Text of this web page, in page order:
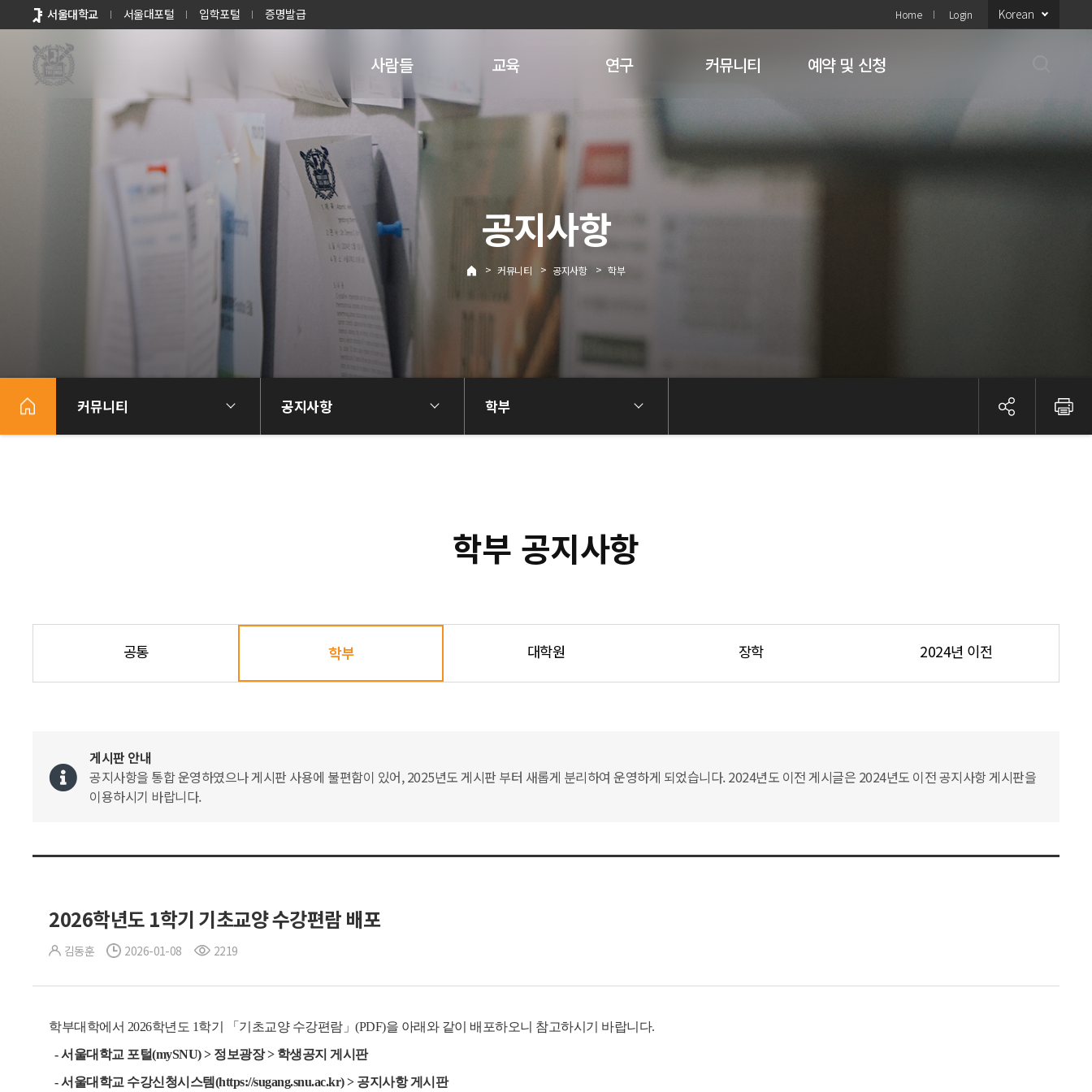
바로가기
메뉴
서울대학교 서울대포털 입학포털 증명발급 Home Login Korean
사람들 교육 연구 커뮤니티 예약 및 신청
공지사항
> 커뮤니티 > 공지사항 > 학부
커뮤니티 공지사항 학부
학부 공지사항
공통 학부 대학원 장학 2024년 이전
게시판 안내
공지사항을 통합 운영하였으나 게시판 사용에 불편함이 있어, 2025년도 게시판 부터 새롭게 분리하여 운영하게 되었습니다. 2024년도 이전 게시글은 2024년도 이전 공지사항 게시판을
이용하시기 바랍니다.
2026학년도 1학기 기초교양 수강편람 배포
김동훈 2026-01-08 2219
학부대학에서 2026학년도 1학기 「기초교양 수강편람」(PDF)을 아래와 같이 배포하오니 참고하시기 바랍니다.
- 서울대학교 포털(mySNU) > 정보광장 > 학생공지 게시판
- 서울대학교 수강신청시스템(https://sugang.snu.ac.kr) > 공지사항 게시판